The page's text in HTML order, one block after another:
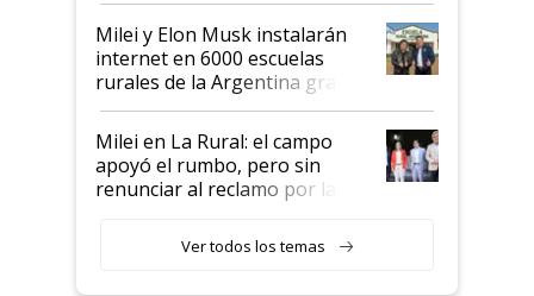
Milei y Elon Musk instalarán
internet en 6000 escuelas
rurales de la Argentina gracias
a un acuerdo con Starlink
Milei en La Rural: el campo
apoyó el rumbo, pero sin
renunciar al reclamo por las
Ver todos los temas